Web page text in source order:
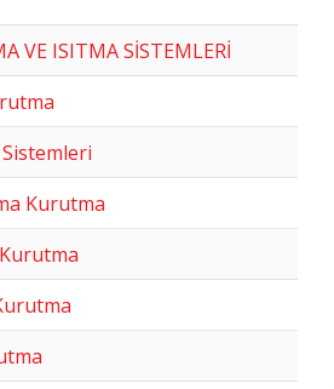
VE ISITMA SİSTEMLERİ
Kurutma